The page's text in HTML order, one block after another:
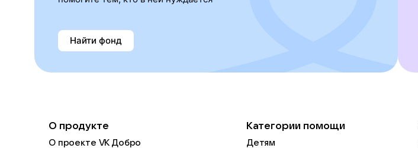
Найти фонд
О продукте
О проекте VK Добро
Категории помощи
Детям